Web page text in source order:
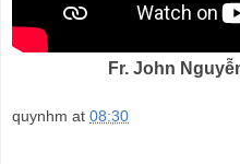
Fr. John
quynhm at 08:30